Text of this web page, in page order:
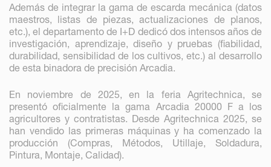
Además de integrar la gama de escarda mecánica (datos
maestros, listas de piezas, actualizaciones de planos,
etc.), el departamento de I+D dedicó dos intensos años de
investigación, aprendizaje, diseño y pruebas (fiabilidad,
durabilidad, sensibilidad de los cultivos, etc.) al desarrollo
de esta binadora de precisión Arcadia.
En noviembre de 2025, en la feria Agritechnica, se
presentó oficialmente la gama Arcadia 20000 F a los
agricultores y contratistas. Desde Agritechnica 2025, se
han vendido las primeras máquinas y ha comenzado la
producción (Compras, Métodos, Utillaje, Soldadura,
Pintura, Montaje, Calidad).